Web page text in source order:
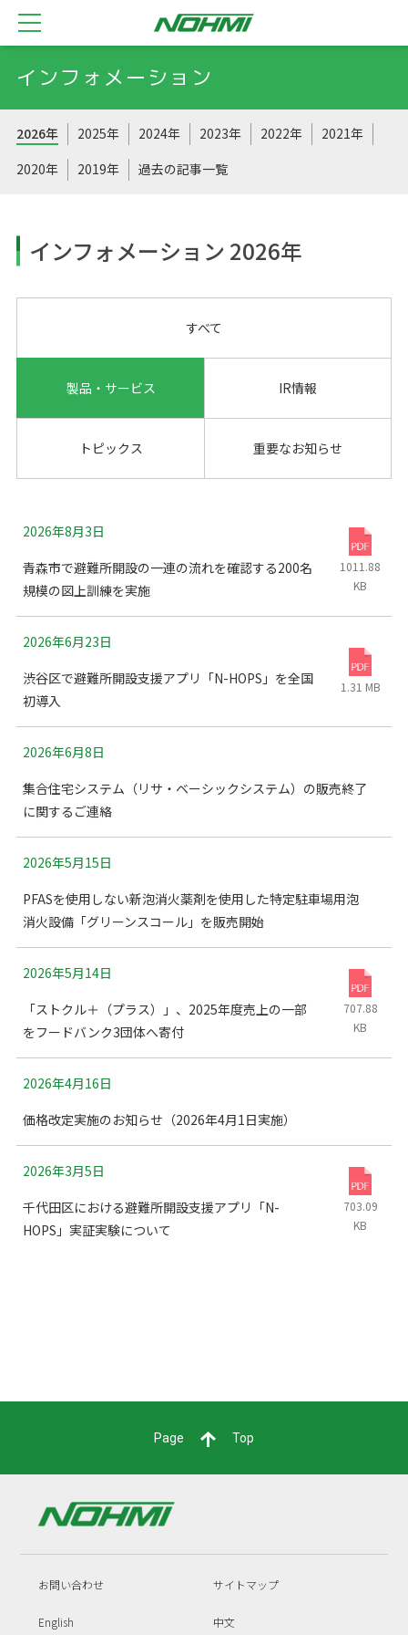
インフォメーション
2026年 2025年 2024年 2023年 2022年
2021年
2020年
2019年 過去の記事一覧
インフォメーション 2026年
すべて
製品・サービス IR情報
トピックス 重要なお知らせ
2026年8月3日
青森市で避難所開設の一連の流れを確認する200名
規模の図上訓練を実施
1011.88
KB
2026年6月23日
渋谷区で避難所開設支援アプリ「N-HOPS」を全国
初導入
1.31 MB
2026年6月8日
集合住宅システム（リサ・ベーシックシステム）の販売終了
に関するご連絡
2026年5月15日
PFASを使用しない新泡消火薬剤を使用した特定駐車場用泡
消火設備「グリーンスコール」を販売開始
2026年5月14日
「ストクル＋（プラス）」、2025年度売上の一部
をフードバンク3団体へ寄付
707.88
KB
2026年4月16日
価格改定実施のお知らせ（2026年4月1日実施）
2026年3月5日
千代田区における避難所開設支援アプリ「N-
HOPS」実証実験について
703.09
KB
Page Top
お問い合わせ サイトマップ
English 中文